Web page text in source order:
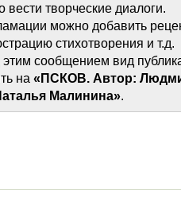
вести творческие диалоги.
можно добавить
стихотворения и т.д.
сообщением вид
на «ПСКОВ. Автор:
Малинина».